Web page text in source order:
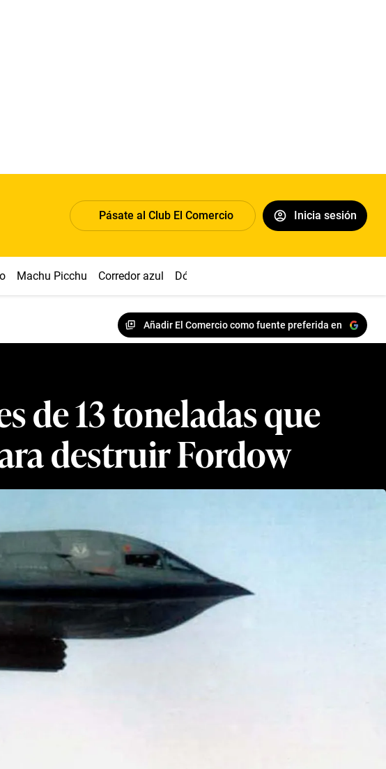
Pásate al Club El Comercio Inicia sesión
Machu Picchu Corredor azul Dólar
Añadir El Comercio como fuente preferida en
de 13 toneladas que
destruir Fordow